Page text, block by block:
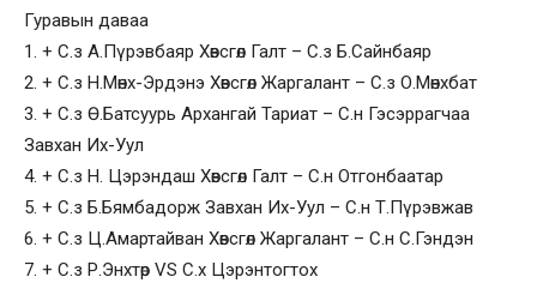
Гуравын даваа
1. + С.з А.Пүрэвбаяр Хөвсгөл Галт – С.з Б.Сайнбаяр
2. + С.з Н.Мөнх-Эрдэнэ Хөвсгөл Жаргалант – С.з О.Мөнхбат
3. + С.з Ө.Батсуурь Архангай Тариат – С.н Гэсэррагчаа
Завхан Их-Уул
4. + С.з Н. Цэрэндаш Хөвсгөл Галт – С.н Отгонбаатар
5. + С.з Б.Бямбадорж Завхан Их-Уул – С.н Т.Пүрэвжав
6. + С.з Ц.Амартайван Хөвсгөл Жаргалант – С.н С.Гэндэн
7. + С.з Р.Энхтөр VS С.х Цэрэнтогтох